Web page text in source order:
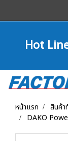
Hot
หน้าแรก สินค้า
DAKO